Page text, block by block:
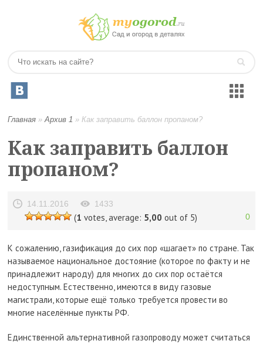
Главная »Архив 1 »Как заправить баллон пропаном?
Как заправить баллон
пропаном?
14.11.2016 1433
(1 votes, average: 5,00 out of 5) 0
К сожалению, газификация до сих пор «шагает» по стране. Так
называемое национальное достояние (которое по факту и не
принадлежит народу) для многих до сих пор остаётся
недоступным. Естественно, имеются в виду газовые
магистрали, которые ещё только требуется провести во
многие населённые пункты РФ.
Единственной альтернативной газопроводу может считаться